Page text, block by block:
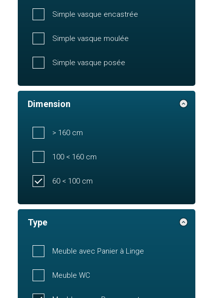
Simple vasque encastrée
Simple vasque moulée
Simple vasque posée
Dimension
> 160 cm
100 < 160 cm
60 < 100 cm
Type
Meuble avec Panier à Linge
Meuble WC